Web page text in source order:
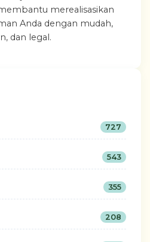
merealisasikan
Anda dengan mudah,
dan legal.
727
543
355
208